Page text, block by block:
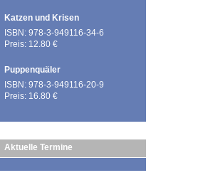
Katzen und Krisen
ISBN: 978-3-949116-34-6
Preis: 12.80 €
Puppenquäler
ISBN: 978-3-949116-20-9
Preis: 16.80 €
Aktuelle Termine